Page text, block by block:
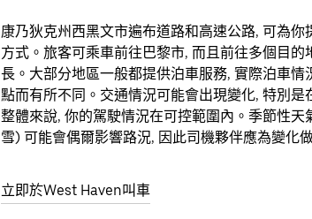
康乃狄克州西黑文市遍布道路和高速公路, 可為你
方式。旅客可乘車前往巴黎市, 而且前往多個目的
長。大部分地區一般都提供泊車服務, 實際泊車情
點而有所不同。交通情況可能會出現變化, 特別是
整體來說, 你的駕駛情況在可控範圍內。季節性天
雪) 可能會偶爾影響路況, 因此司機夥伴應為變化
立即於West Haven叫車